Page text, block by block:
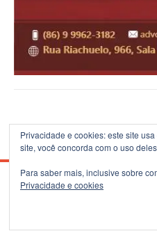
Privacidade e cookies: este site
site, você concorda com o uso
Para saber mais, inclusive sobre
Privacidade e cookies